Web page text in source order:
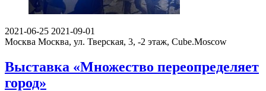
2021-06-25 2021-09-01
Москва Москва, ул. Тверская, 3, -2 этаж, Cube.Moscow
Выставка «Множество переопределяет
город»